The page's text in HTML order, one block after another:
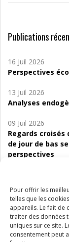
Pour offrir les
telles que les
appareils. Le fait de
traiter des données
uniques sur ce site.
consentement peut
Publications
16 Juil 2026
Perspectives
13 Juil 2026
Analyses
09 Juil 2026
Regards croisés
de jour de bas
perspectives
Étude
01 Juil 2026
Pénurie du
d’offre de